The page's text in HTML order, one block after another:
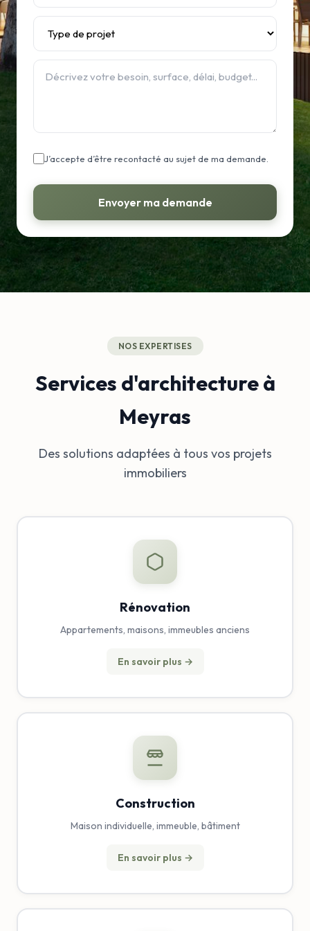
J’accepte d’être recontacté au sujet de ma demande.
Envoyer ma demande
NOS EXPERTISES
Services d'architecture à
Meyras
Des solutions adaptées à tous vos projets
immobiliers
Rénovation
Appartements, maisons, immeubles anciens
En savoir plus →
Construction
Maison individuelle, immeuble, bâtiment
En savoir plus →